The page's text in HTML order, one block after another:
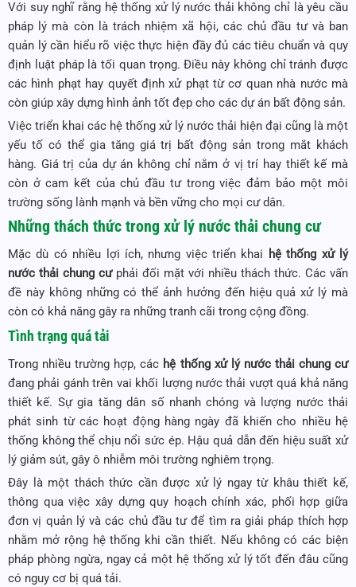
Với suy nghĩ rằng hệ thống xử lý nước thải không chỉ là yêu cầu
pháp lý mà còn là trách nhiệm xã hội, các chủ đầu tư và ban
quản lý cần hiểu rõ việc thực hiện đầy đủ các tiêu chuẩn và quy
định luật pháp là tối quan trọng. Điều này không chỉ tránh được
các hình phạt hay quyết định xử phạt từ cơ quan nhà nước mà
còn giúp xây dựng hình ảnh tốt đẹp cho các dự án bất động sản.
Việc triển khai các hệ thống xử lý nước thải hiện đại cũng là một
yếu tố có thể gia tăng giá trị bất động sản trong mắt khách
hàng. Giá trị của dự án không chỉ nằm ở vị trí hay thiết kế mà
còn ở cam kết của chủ đầu tư trong việc đảm bảo một môi
trường sống lành mạnh và bền vững cho mọi cư dân.
Những thách thức trong xử lý nước thải chung cư
Mặc dù có nhiều lợi ích, nhưng việc triển khai
hệ thống xử lý
nước thải chung cưphải đối mặt với nhiều thách thức. Các vấn
đề này không những có thể ảnh hưởng đến hiệu quả xử lý mà
còn có khả năng gây ra những tranh cãi trong cộng đồng.
Tình trạng quá tải
Trong nhiều trường hợp, các hệ thống xử lý nước thải chung cư
đang phải gánh trên vai khối lượng nước thải vượt quá khả năng
thiết kế. Sự gia tăng dân số nhanh chóng và lượng nước thải
phát sinh từ các hoạt động hàng ngày đã khiến cho nhiều hệ
thống không thể chịu nổi sức ép. Hậu quả dẫn đến hiệu suất xử
lý giảm sút, gây ô nhiễm môi trường nghiêm trọng.
Đây là một thách thức cần được xử lý ngay từ khâu thiết kế,
thông qua việc xây dựng quy hoạch chính xác, phối hợp giữa
đơn vị quản lý và các chủ đầu tư để tìm ra giải pháp thích hợp
nhằm mở rộng hệ thống khi cần thiết. Nếu không có các biện
pháp phòng ngừa, ngay cả một hệ thống xử lý tốt đến đâu cũng
có nguy cơ bị quá tải.